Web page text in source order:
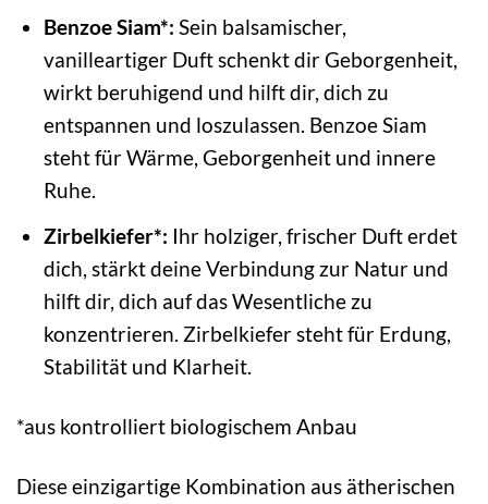
Benzoe Siam*: Sein balsamischer,
vanilleartiger Duft schenkt dir Geborgenheit,
wirkt beruhigend und hilft dir, dich zu
entspannen und loszulassen. Benzoe Siam
steht für Wärme, Geborgenheit und innere
Ruhe.
Zirbelkiefer*: Ihr holziger, frischer Duft erdet
dich, stärkt deine Verbindung zur Natur und
hilft dir, dich auf das Wesentliche zu
konzentrieren. Zirbelkiefer steht für Erdung,
Stabilität und Klarheit.
*aus kontrolliert biologischem Anbau
Diese einzigartige Kombination aus ätherischen